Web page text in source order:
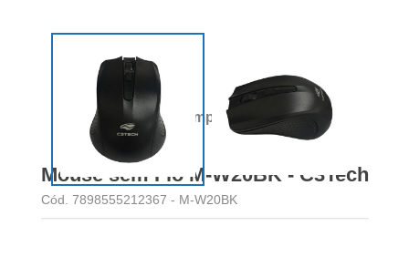
Compartilhar
Mouse sem Fio M-W20BK - C3Tech
Cód. 7898555212367 - M-W20BK